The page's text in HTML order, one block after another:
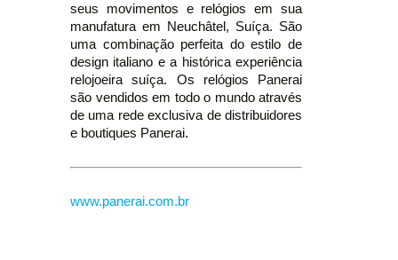
seus movimentos e relógios em sua
manufatura em Neuchâtel, Suíça. São
uma combinação perfeita do estilo de
design italiano e a histórica experiência
relojoeira suíça. Os relógios Panerai
são vendidos em todo o mundo através
de uma rede exclusiva de distribuidores
e boutiques Panerai.
www.panerai.com.br